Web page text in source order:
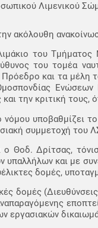
Λιμενικού
ακόλουθη
του
του τομέα
και τα μέλη
την κριτική
νόμου υποβαθμίζει
συμμετοχή του
Θοδ. Δρίτσας,
υπαλλήλων και με
δομές,
δομές
εργασιακών